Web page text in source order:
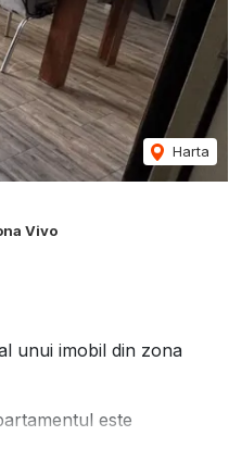
Harta
Vivo
unui imobil din zona
este